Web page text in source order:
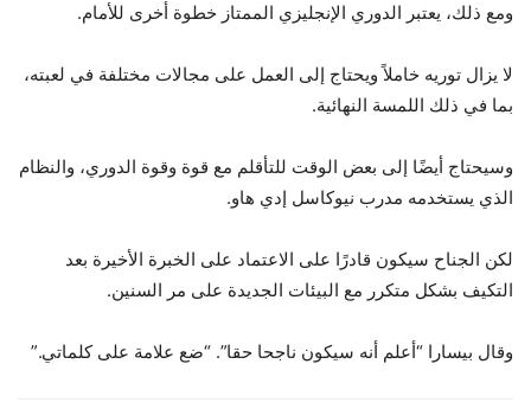
ومع ذلك، يعتبر الدوري الإنجليزي الممتاز خطوة أخرى للأمام.
لا يزال توريه خاملاً ويحتاج إلى العمل على مجالات مختلفة في لعبته،
بما في ذلك اللمسة النهائية.
وسيحتاج أيضًا إلى بعض الوقت للتأقلم مع قوة وقوة الدوري، والنظام
الذي يستخدمه مدرب نيوكاسل إدي هاو.
لكن الجناح سيكون قادرًا على الاعتماد على الخبرة الأخيرة بعد
التكيف بشكل متكرر مع البيئات الجديدة على مر السنين.
وقال بيسارا “أعلم أنه سيكون ناجحا حقا”. “ضع علامة على كلماتي.”